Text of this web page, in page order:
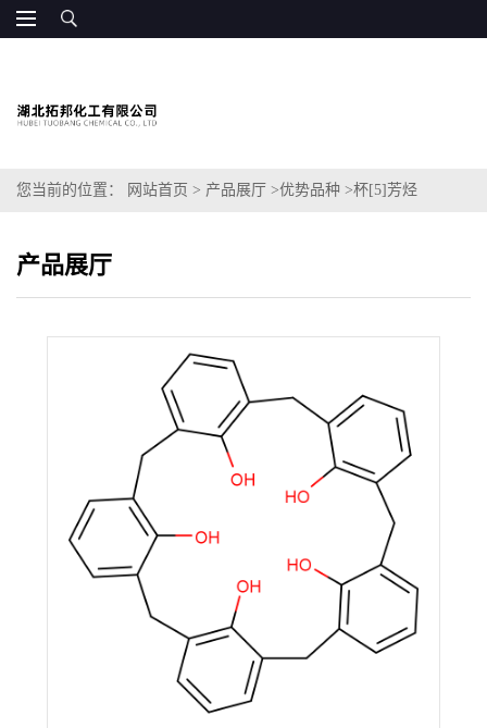
您当前的位置： 网站首页 > 产品展厅 >优势品种 >杯[5]芳烃
产品展厅